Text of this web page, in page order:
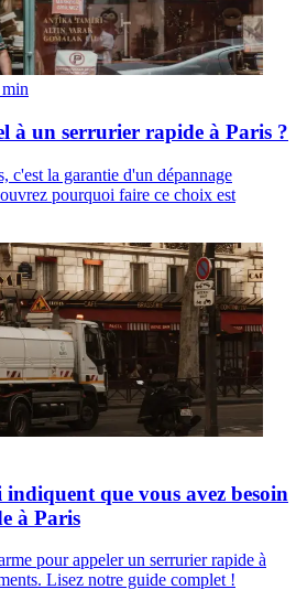
min
à un serrurier rapide à Paris ?
c'est la garantie d'un dépannage
pourquoi faire ce choix est
indiquent que vous avez besoin
à Paris
pour appeler un serrurier rapide à
Lisez notre guide complet !